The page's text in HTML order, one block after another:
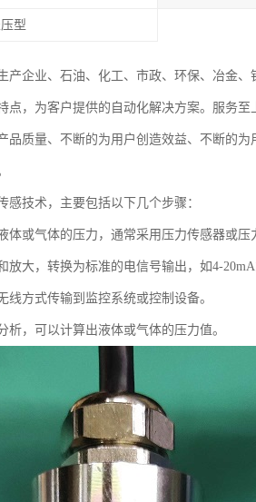
型
产企业、石油、化工、市政、环保、冶金
点，为客户提供的自动化解决方案。服务
品质量、不断的为用户创造效益、不断的
技术，主要包括以下几个步骤：
体或气体的压力，通常采用压力传感器或压
放大，转换为标准的电信号输出，如4-
方式传输到监控系统或控制设备。
，可以计算出液体或气体的压力值。